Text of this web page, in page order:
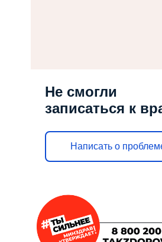
Не смогли
записаться к
Написать о